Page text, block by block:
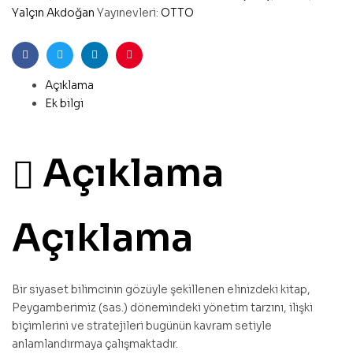
Yalçın Akdoğan Yayınevleri: OTTO
FacebookTwitterLinkedinPinterest
Açıklama
Ek bilgi
Açıklama
Açıklama
Bir siyaset bilimcinin gözüyle şekillenen elinizdeki kitap,
Peygamberimiz (sas.) dönemindeki yönetim tarzını, ilişki
biçimlerini ve stratejileri bugünün kavram setiyle
anlamlandırmaya çalışmaktadır.